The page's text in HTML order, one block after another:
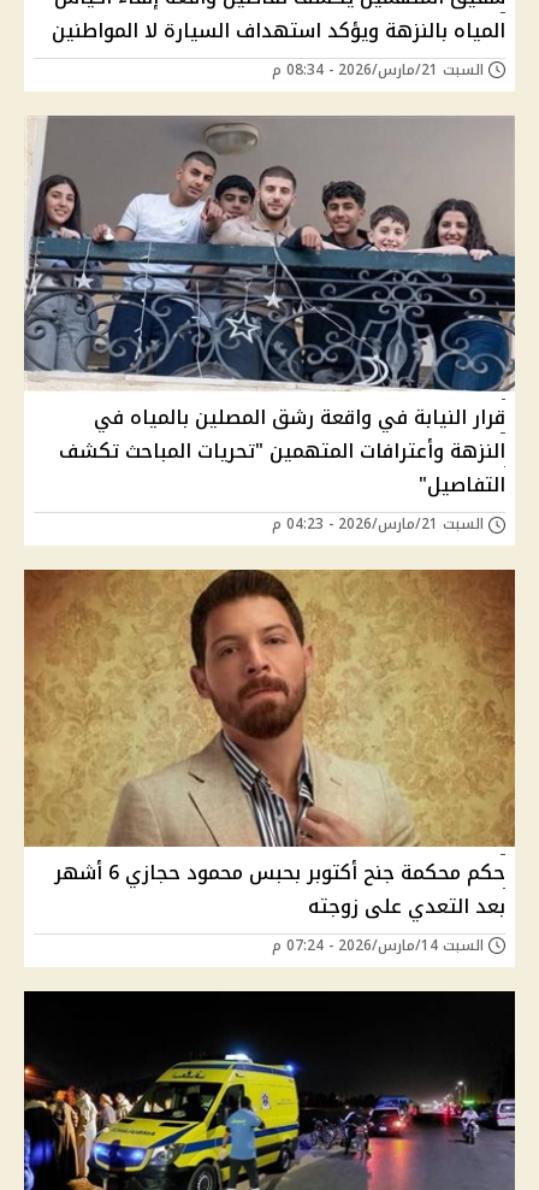
المياه بالنزهة ويؤكد استهداف السيارة لا المواطنين
السبت 21/مارس/2026 - 08:34 م
قرار النيابة في واقعة رشق المصلين بالمياه في
النزهة وأعترافات المتهمين "تحريات المباحث تكشف
التفاصيل"
السبت 21/مارس/2026 - 04:23 م
حكم محكمة جنح أكتوبر بحبس محمود حجازي 6 أشهر
بعد التعدي على زوجته
السبت 14/مارس/2026 - 07:24 م